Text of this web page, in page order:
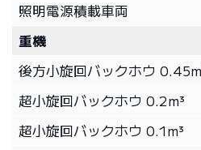
照明電源積載車両
重機
後方小旋回バックホウ
超小旋回バックホウ 0.2m³
超小旋回バックホウ 0.1m³